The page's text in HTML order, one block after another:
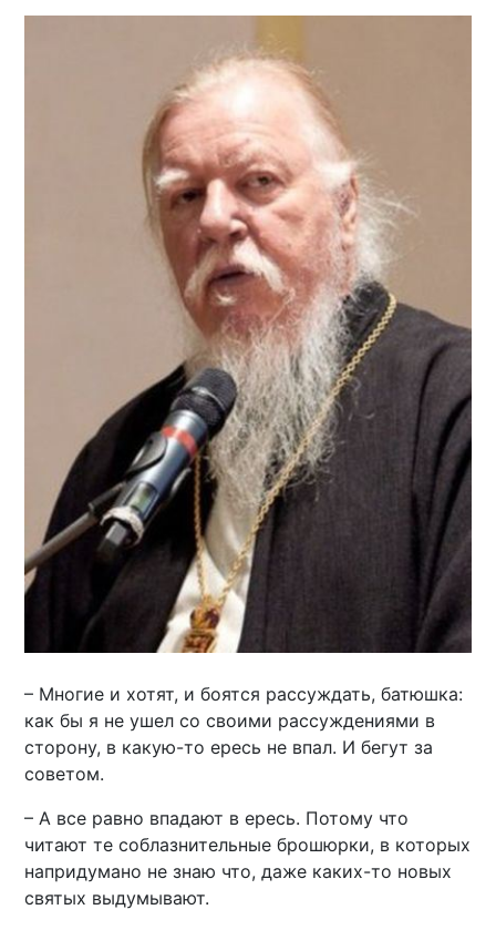
– Многие и хотят, и боятся рассуждать, батюшка:
как бы я не ушел со своими рассуждениями в
сторону, в какую-то ересь не впал. И бегут за
советом.
– А все равно впадают в ересь. Потому что
читают те соблазнительные брошюрки, в которых
напридумано не знаю что, даже каких-то новых
святых выдумывают.